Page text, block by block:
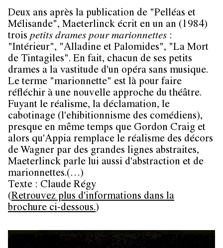
Deux ans après la publication de "Pelléas et
Mélisande", Maeterlinck écrit en un an (1984)
trois petits drames pour marionnettes :
"Intérieur", "Alladine et Palomides", "La Mort
de Tintagiles". En fait, chacun de ses petits
drames a la vastitude d'un opéra sans musique.
Le terme "marionnette" est là pour faire
réfléchir à une nouvelle approche du théâtre.
Fuyant le réalisme, la déclamation, le
cabotinage (l'ehibitionnisme des comédiens),
presque en même temps que Gordon Craig et
alors qu'Appia remplace le réalisme des décors
de Wagner par des grandes lignes abstraites,
Maeterlinck parle lui aussi d'abstraction et de
marionnettes.(…)
Texte : Claude Régy
(Retrouvez plus d'informations dans la
brochure ci-dessous.)